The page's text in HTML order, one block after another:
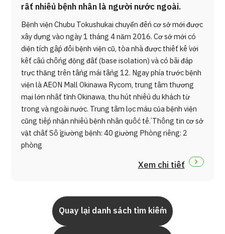
rất nhiều bệnh nhân là người nước ngoài.
Bệnh viện Chubu Tokushukai chuyển đến cơ sở mới được
xây dựng vào ngày 1 tháng 4 năm 2016. Cơ sở mới có
diện tích gấp đôi bệnh viện cũ, tòa nhà được thiết kế với
kết cấu chống động đất (base isolation) và có bãi đáp
trực thăng trên tầng mái tầng 12. Ngay phía trước bệnh
viện là AEON Mall Okinawa Rycom, trung tâm thương
mại lớn nhất tỉnh Okinawa, thu hút nhiều du khách từ
trong và ngoài nước. Trung tâm lọc máu của bệnh viện
cũng tiếp nhận nhiều bệnh nhân quốc tế. Thông tin cơ sở
vật chất Số giường bệnh: 40 giường Phòng riêng: 2
phòng
Xem chi tiết
Quay lại danh sách tìm kiếm